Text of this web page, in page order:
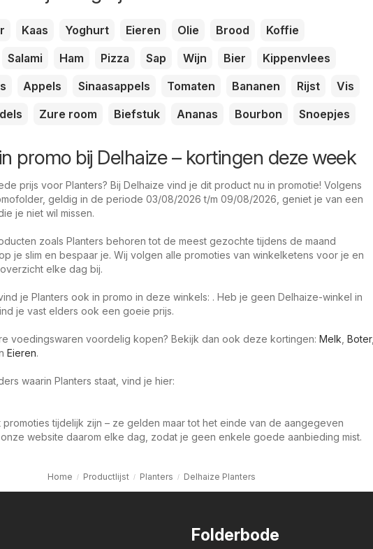
Kaas Yoghurt Eieren Olie Brood
Koffie
Salami Ham Pizza Sap Wijn Bier
Kippenvlees
Appels Sinaasappels Tomaten Bananen Rijst
Vis
Zure room Biefstuk Ananas Bourbon Snoepjes
promo bij Delhaize – kortingen deze week
prijs voor Planters? Bij Delhaize vind je dit product nu in promotie! Volgens
geldig in de periode 03/08/2026 t/m 09/08/2026, geniet je van een
je niet wil missen.
zoals Planters behoren tot de meest gezochte tijdens de maand
je slim en bespaar je. Wij volgen alle promoties van winkelketens voor je en
elke dag bij.
je Planters ook in promo in deze winkels: . Heb je geen Delhaize-winkel in
je vast elders ook een goeie prijs.
voedingswaren voordelig kopen? Bekijk dan ook deze kortingen: Melk Boter,
Eieren.
waarin Planters staat, vind je hier:
tijdelijk zijn – ze gelden maar tot het einde van de aangegeven
website daarom elke dag, zodat je geen enkele goede aanbieding mist.
Home Productlijst Planters Delhaize Planters
Folderbode